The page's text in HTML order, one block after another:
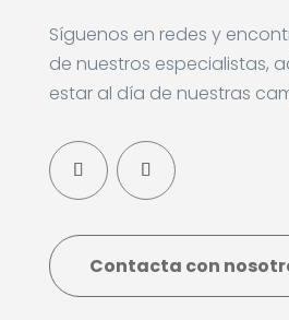
Síguenos en redes y
de nuestros especialistas,
estar al día de nuestras
Contacta con